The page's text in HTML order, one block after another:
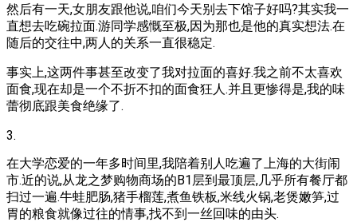
然后有一天,女朋友跟他说,咱们今天别去下馆子好吗?其实我一
直想去吃碗拉面.游同学感慨至极,因为那也是他的真实想法.在
随后的交往中,两人的关系一直很稳定.
事实上,这两件事甚至改变了我对拉面的喜好.我之前不太喜欢
面食,现在却是一个不折不扣的面食狂人.并且更惨得是,我的味
蕾彻底跟美食绝缘了.
3.
在大学恋爱的一年多时间里,我陪着别人吃遍了上海的大街闹
市.近的说,从龙之梦购物商场的B1层到最顶层,几乎所有餐厅都
扫过一遍.牛蛙肥肠,猪手榴莲,煮鱼铁板,米线火锅,老煲嫩笋,过
胃的粮食就像过往的情事,找不到一丝回味的由头.